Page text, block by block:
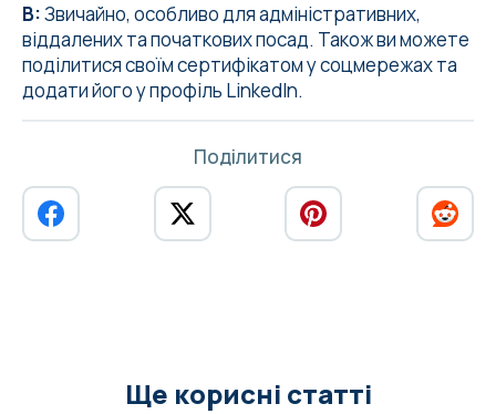
В:Звичайно, особливо для адміністративних,
віддалених та початкових посад. Також ви можете
поділитися своїм сертифікатом у соцмережах та
додати його у профіль LinkedIn.
Поділитися
Ще корисні статті